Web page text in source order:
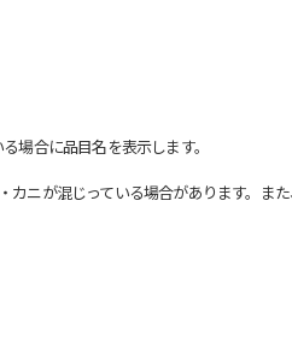
場合に品目名を表示します。
が混じっている場合があります。ま